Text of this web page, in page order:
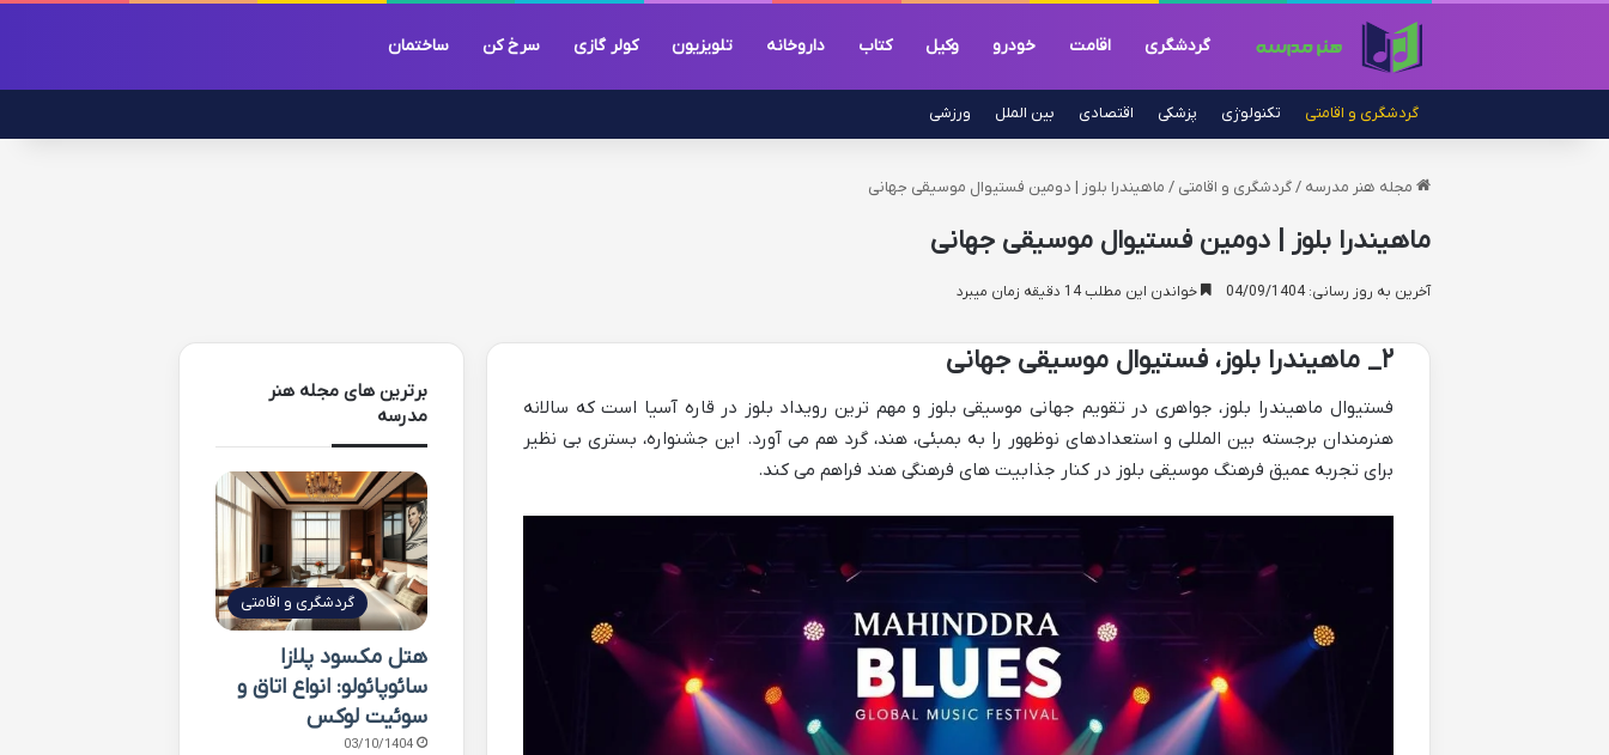
گردشگری اقامت خودرو وکیل کتاب داروخانه تلویزیون کولر گازی سرخ کن ساختمان
گردشگری و اقامتی تکنولوژی پزشکی اقتصادی بین الملل ورزشی
مجله هنر مدرسه / گردشگری و اقامتی / ماهیندرا بلوز | دومین فستیوال موسیقی جهانی
ماهیندرا بلوز | دومین فستیوال موسیقی جهانی
آخرین به روز رسانی: 04/09/1404 خواندن این مطلب 14 دقیقه زمان میبرد
۲_ ماهیندرا بلوز، فستیوال موسیقی جهانی
فستیوال ماهیندرا بلوز، جواهری در تقویم جهانی موسیقی بلوز و مهم ترین رویداد بلوز در قاره آسیا است که سالانه
هنرمندان برجسته بین المللی و استعدادهای نوظهور را به بمبئی، هند، گرد هم می آورد. این جشنواره، بستری بی نظیر
برای تجربه عمیق فرهنگ موسیقی بلوز در کنار جذابیت های فرهنگی هند فراهم می کند.
برترین های مجله هنر
مدرسه
گردشگری و اقامتی
هتل مکسود پلازا
سائوپائولو: انواع اتاق و
سوئیت لوکس
03/10/1404